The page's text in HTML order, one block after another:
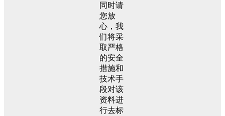
同时请
您放
心，我
们将采
取严格
的安全
措施和
技术手
段对该
资料进
行去标